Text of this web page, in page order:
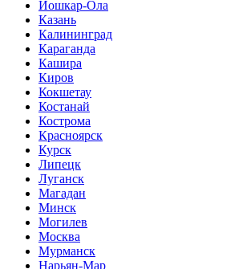
Йошкар-Ола
Казань
Калининград
Караганда
Кашира
Киров
Кокшетау
Костанай
Кострома
Красноярск
Курск
Липецк
Луганск
Магадан
Минск
Могилев
Москва
Мурманск
Нарьян-Мар